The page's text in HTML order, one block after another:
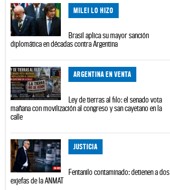
MILEI LO HIZO
Brasil aplica su mayor sanción
diplomática en décadas contra Argentina
ARGENTINA EN VENTA
Ley de tierras al filo: el senado vota
mañana con movilización al congreso y san cayetano en la
calle
JUSTICIA
Fentanilo contaminado: detienen a dos
exjefas de la ANMAT